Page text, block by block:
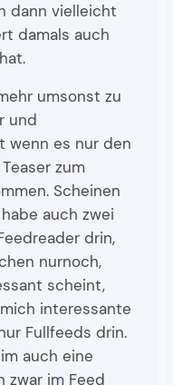
dann vielleicht
damals auch
umsonst zu
und
wenn es nur den
zum
Scheinen
auch zwei
drin,
nurnoch,
scheint,
interessante
Fullfeeds drin.
auch eine
zwar im Feed